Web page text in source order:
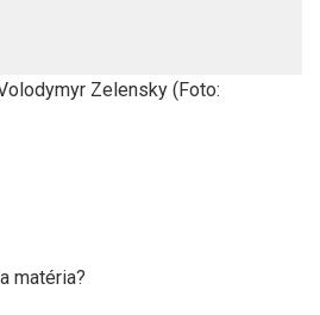
Zelensky (Foto:
matéria?